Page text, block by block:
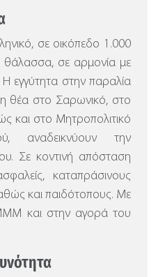
σε οικόπεδο 1.000
θάλασσα, σε αρμονία με
Η εγγύτητα στην παραλία
η θέα στο Σαρωνικό, στο
και στο Μητροπολιτικό
αναδεικνύουν την
Σε κοντινή απόσταση
καταπράσινους
και παιδότοπους. Με
και στην αγορά του